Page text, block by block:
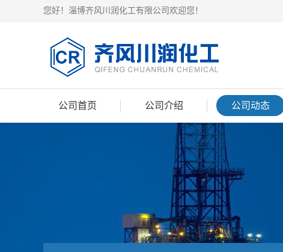
您好！淄博齐风川润化工有限公司欢迎您！
公司首页 公司介绍 公司动态